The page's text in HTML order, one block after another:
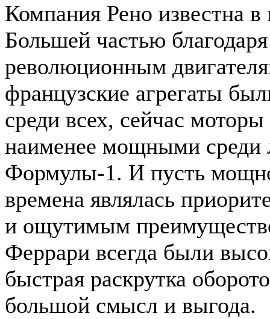
Компания Рено известна
Большей частью
революционным
французские агрегаты
среди всех, сейчас
наименее мощными среди
Формулы-1. И пусть
времена являлась
и ощутимым
Феррари всегда были
быстрая раскрутка
большой смысл и выгода.